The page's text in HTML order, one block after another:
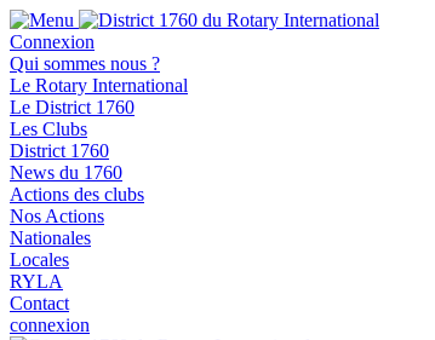
Connexion
Qui sommes nous ?
Le Rotary International
Le District 1760
Les Clubs
District 1760
News du 1760
Actions des clubs
Nos Actions
Nationales
Locales
RYLA
Contact
connexion